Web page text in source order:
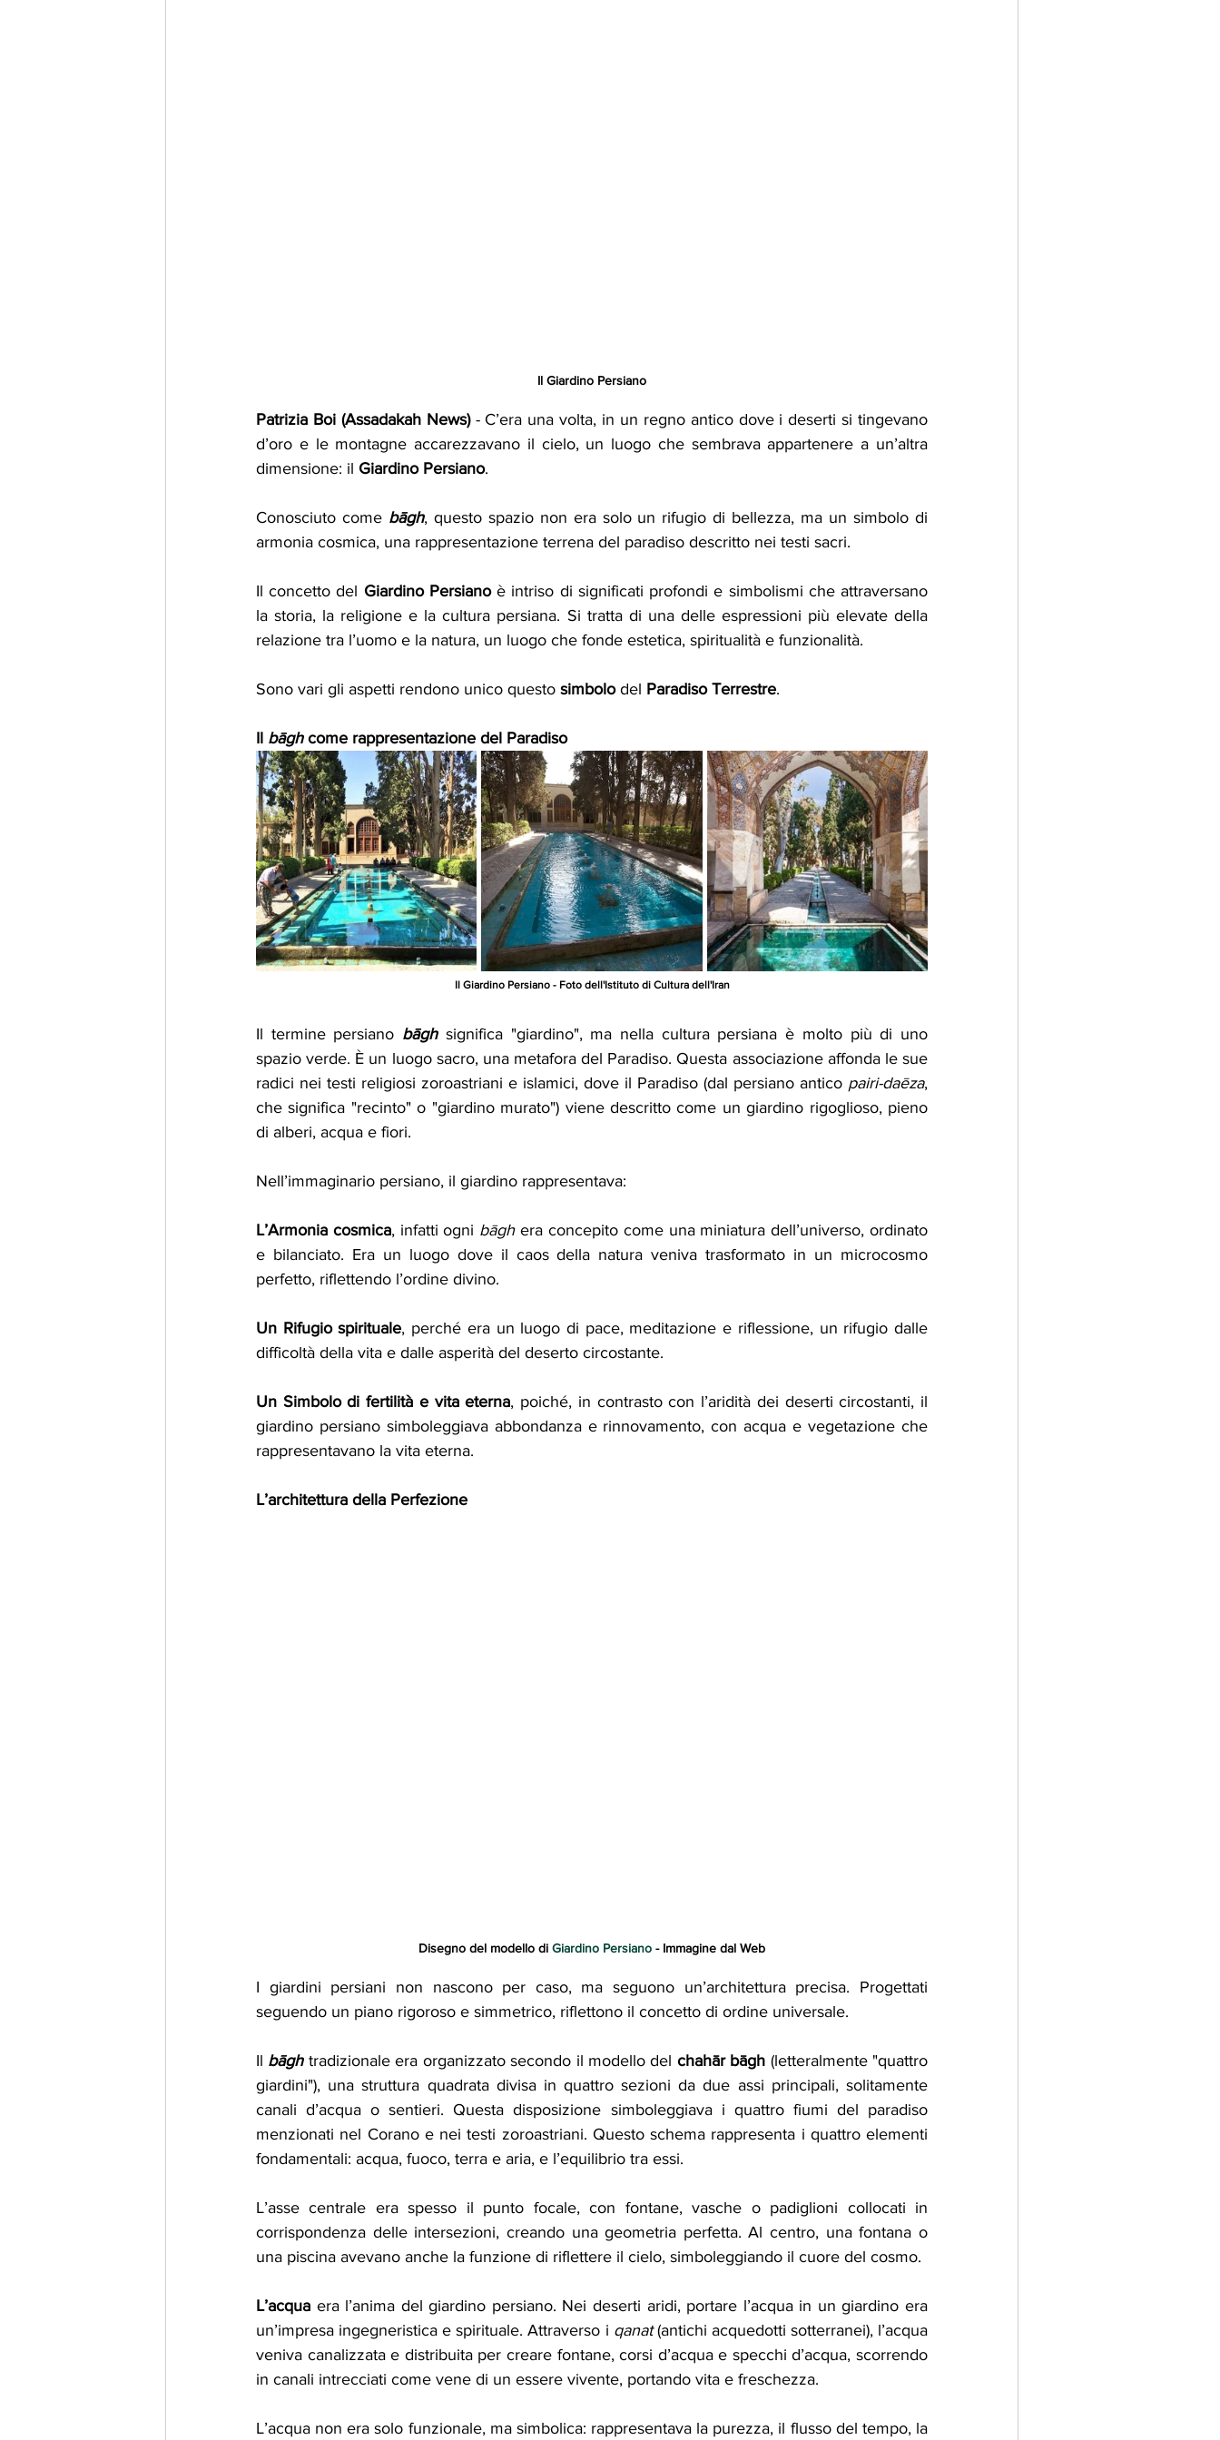
Il Giardino Persiano
Patrizia Boi (Assadakah News) - C’era una volta, in un regno antico dove i deserti si tingevano
d’oro e le montagne accarezzavano il cielo, un luogo che sembrava appartenere a un’altra
dimensione: il Giardino Persiano.
Conosciuto come bāgh, questo spazio non era solo un rifugio di bellezza, ma un simbolo di
armonia cosmica, una rappresentazione terrena del paradiso descritto nei testi sacri.
Il concetto del Giardino Persiano è intriso di significati profondi e simbolismi che attraversano
la storia, la religione e la cultura persiana. Si tratta di una delle espressioni più elevate della
relazione tra l’uomo e la natura, un luogo che fonde estetica, spiritualità e funzionalità.
Sono vari gli aspetti rendono unico questo simbolo del Paradiso Terrestre.
Il bāgh come rappresentazione del Paradiso
Il Giardino Persiano - Foto dell'Istituto di Cultura dell'Iran
Il termine persiano bāgh significa "giardino", ma nella cultura persiana è molto più di uno
spazio verde. È un luogo sacro, una metafora del Paradiso. Questa associazione affonda le sue
radici nei testi religiosi zoroastriani e islamici, dove il Paradiso (dal persiano antico pairi-daēza,
che significa "recinto" o "giardino murato") viene descritto come un giardino rigoglioso, pieno
di alberi, acqua e fiori.
Nell’immaginario persiano, il giardino rappresentava:
L’Armonia cosmica, infatti ogni bāgh era concepito come una miniatura dell’universo, ordinato
e bilanciato. Era un luogo dove il caos della natura veniva trasformato in un microcosmo
perfetto, riflettendo l’ordine divino.
Un Rifugio spirituale, perché era un luogo di pace, meditazione e riflessione, un rifugio dalle
difficoltà della vita e dalle asperità del deserto circostante.
Un Simbolo di fertilità e vita eterna, poiché, in contrasto con l’aridità dei deserti circostanti, il
giardino persiano simboleggiava abbondanza e rinnovamento, con acqua e vegetazione che
rappresentavano la vita eterna.
L’architettura della Perfezione
Disegno del modello di Giardino Persiano - Immagine dal Web
I giardini persiani non nascono per caso, ma seguono un’architettura precisa. Progettati
seguendo un piano rigoroso e simmetrico, riflettono il concetto di ordine universale.
Il bāgh tradizionale era organizzato secondo il modello del chahār bāgh (letteralmente "quattro
giardini"), una struttura quadrata divisa in quattro sezioni da due assi principali, solitamente
canali d’acqua o sentieri. Questa disposizione simboleggiava i quattro fiumi del paradiso
menzionati nel Corano e nei testi zoroastriani. Questo schema rappresenta i quattro elementi
fondamentali: acqua, fuoco, terra e aria, e l’equilibrio tra essi.
L’asse centrale era spesso il punto focale, con fontane, vasche o padiglioni collocati in
corrispondenza delle intersezioni, creando una geometria perfetta. Al centro, una fontana o
una piscina avevano anche la funzione di riflettere il cielo, simboleggiando il cuore del cosmo.
L’acqua era l’anima del giardino persiano. Nei deserti aridi, portare l’acqua in un giardino era
un’impresa ingegneristica e spirituale. Attraverso i qanat (antichi acquedotti sotterranei), l’acqua
veniva canalizzata e distribuita per creare fontane, corsi d’acqua e specchi d’acqua, scorrendo
in canali intrecciati come vene di un essere vivente, portando vita e freschezza.
L’acqua non era solo funzionale, ma simbolica: rappresentava la purezza, il flusso del tempo, la